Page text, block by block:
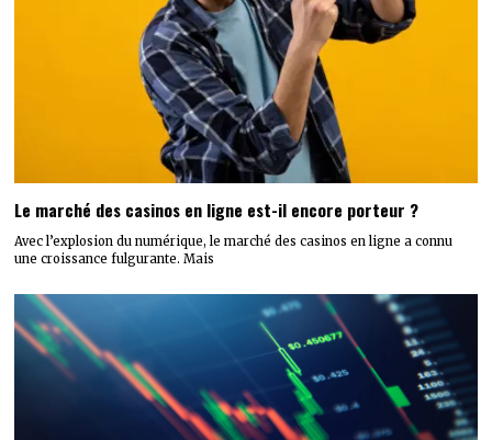
Le marché des casinos en ligne est-il encore porteur ?
Avec l’explosion du numérique, le marché des casinos en ligne a connu
une croissance fulgurante. Mais